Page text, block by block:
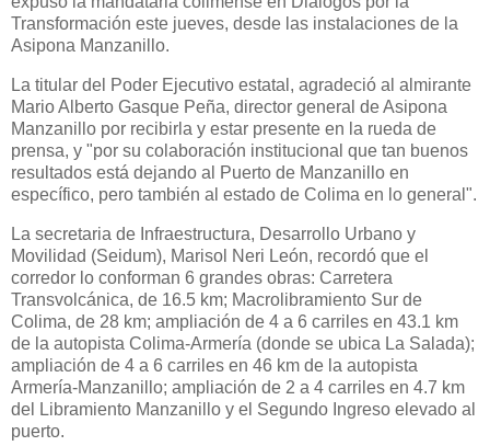
Transformación este jueves, desde las instalaciones de la
Asipona Manzanillo.
La titular del Poder Ejecutivo estatal, agradeció al almirante
Mario Alberto Gasque Peña, director general de Asipona
Manzanillo por recibirla y estar presente en la rueda de
prensa, y "por su colaboración institucional que tan buenos
resultados está dejando al Puerto de Manzanillo en
específico, pero también al estado de Colima en lo general".
La secretaria de Infraestructura, Desarrollo Urbano y
Movilidad (Seidum), Marisol Neri León, recordó que el
corredor lo conforman 6 grandes obras: Carretera
Transvolcánica, de 16.5 km; Macrolibramiento Sur de
Colima, de 28 km; ampliación de 4 a 6 carriles en 43.1 km
de la autopista Colima-Armería (donde se ubica La Salada);
ampliación de 4 a 6 carriles en 46 km de la autopista
Armería-Manzanillo; ampliación de 2 a 4 carriles en 4.7 km
del Libramiento Manzanillo y el Segundo Ingreso elevado al
puerto.